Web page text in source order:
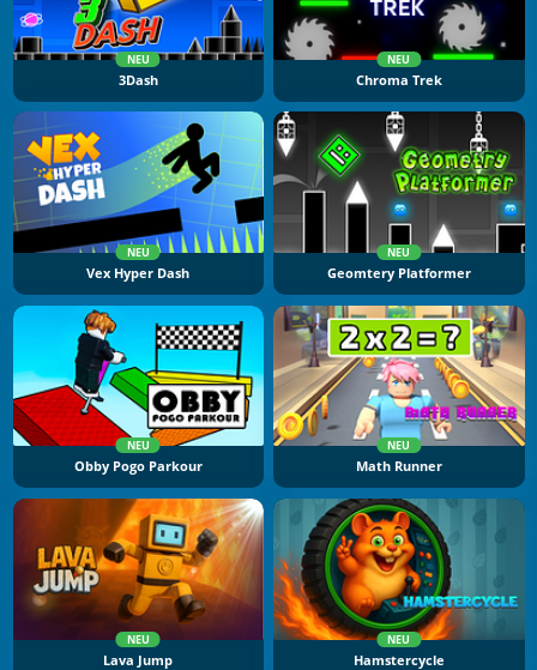
NEU
3Dash
NEU
Chroma Trek
NEU
Vex Hyper Dash
NEU
Geomtery Platformer
NEU
Obby Pogo Parkour
NEU
Math Runner
NEU
Lava Jump
NEU
Hamstercycle